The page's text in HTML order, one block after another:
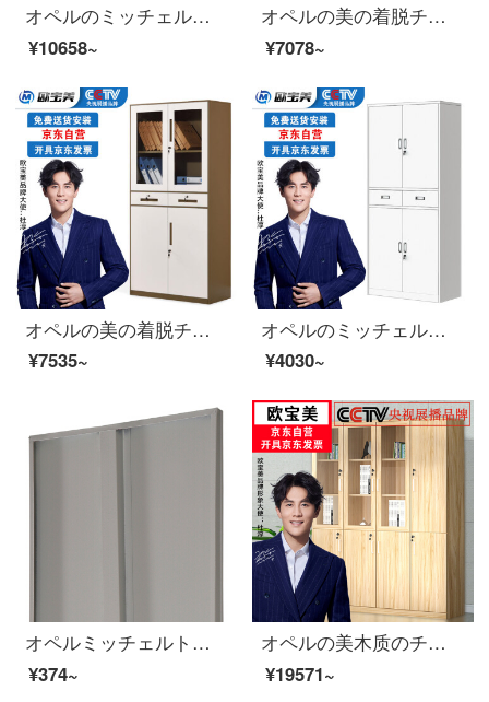
オペルのミッチェルトオフィスのスチールケースの資料棚の新商品の分解と三保の棚があります。
¥10658~
オペルの美の着脱チェイストの資料の箱の事務棚の書類棚の鉄の皮の戸棚の大きいものの茶色
¥7078~
オペルの美の着脱チェイストの資料の箱の事務棚の書類棚の鉄の皮の戸棚の中で2斗の茶褐色
¥7535~
オペルのミッチェルト鉄の皮の箱の資料の箱は鋼製のチャイルドの財務の証拠の箱の鉄の2斗の箱に鍵をかけます。
¥4030~
オペルミッチェルトファイルキャビネット情報キャビネットの仕切り板一つ。
¥374~
オペルの美木质のチェーストのファイルキャビネットの床につく式の资料のキャビネットの在库の板式の书棚の现代の简约の金の4つの书棚の1600*400*2000
¥19571~